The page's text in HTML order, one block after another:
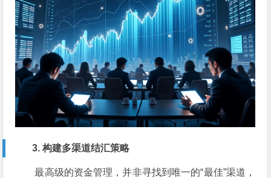
3. 构建多渠道结汇策略
最高级的资金管理，并非寻找到唯一的“最佳”渠道，